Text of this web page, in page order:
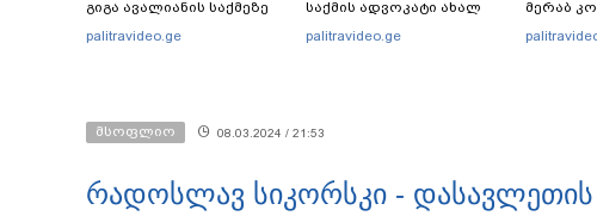
გიგა ავალიანის საქმეზე
ნია იმნაძეს აკავებენ
palitravideo.ge
საქმის ადვოკატი ახალ
გარემოებებზე საუბრობს
palitravideo.ge
მერაბ
მსოფლიო 08.03.2024 / 21:53
რადოსლავ სიკორსკი - დასავლეთის